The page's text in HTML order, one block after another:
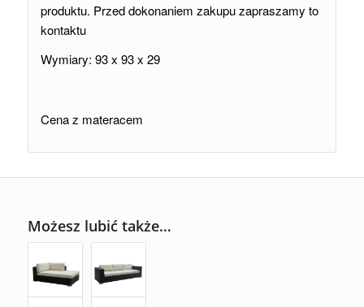
produktu. Przed dokonaniem zakupu zapraszamy to
kontaktu
Wymiary: 93 x 93 x 29
Cena z materacem
Możesz lubić także…